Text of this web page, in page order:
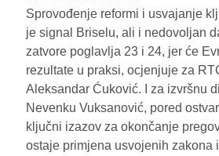
Sprovođenje reformi i usvajanje
je signal Briselu, ali i nedovoljan
zatvore poglavlja 23 i 24, jer će
rezultate u praksi, ocjenjuje za
Aleksandar Ćuković. I za izvršnu
Nevenku Vuksanović, pored
ključni izazov za okončanje
ostaje primjena usvojenih zakona